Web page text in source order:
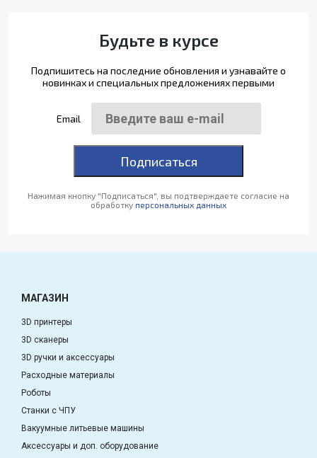
Будьте в курсе
Подпишитесь на последние обновления и узнавайте о
новинках и специальных предложениях первыми
Email
Подписаться
Нажимая кнопку "Подписаться", вы подтверждаете согласие на
обработку персональных данных
МАГАЗИН
3D принтеры
3D сканеры
3D ручки и аксессуары
Расходные материалы
Роботы
Станки с ЧПУ
Вакуумные литьевые машины
Аксессуары и доп. оборудование